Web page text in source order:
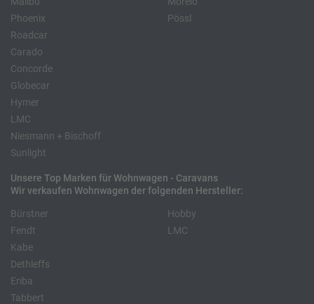
Phoenix
Roadcar
Pössl
Carado
Concorde
Globecar
Hymer
LMC
Niesmann + Bischoff
Sunlight
Unsere Top Marken für Wohnwagen - Caravans
Wir verkaufen Wohnwagen der folgenden Hersteller:
Bürstner
Fendt
Kabe
Hobby
LMC
Dethleffs
Eriba
Tabbert